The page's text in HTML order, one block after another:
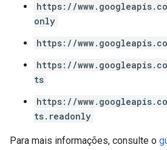
https://
only
https://
https://
ts
https://
ts.readonly
Para mais informações, consulte o